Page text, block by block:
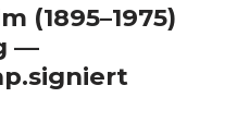
(1895–1975)
—